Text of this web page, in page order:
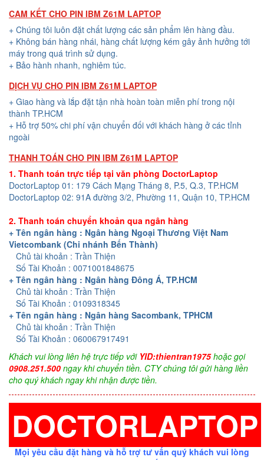
CAM KẾT CHO PIN IBM Z61M LAPTOP
+ Chúng tôi luôn đặt chất lượng các sản phẩm lên hàng đầu.
+ Không bán hàng nhái, hàng chất lượng kém gây ảnh hưởng tới
máy trong quá trình sử dụng.
+ Bảo hành nhanh, nghiêm túc.
DỊCH VỤ CHO PIN IBM Z61M LAPTOP
+ Giao hàng và lắp đặt tận nhà hoàn toàn miễn phí trong nội
thành TP.HCM
+ Hỗ trợ 50% chi phí vận chuyển đối với khách hàng ở các tỉnh
ngoài
THANH TOÁN CHO PIN IBM Z61M LAPTOP
1. Thanh toán trực tiếp tại văn phòng DoctorLaptop
DoctorLaptop 01: 179 Cách Mạng Tháng 8, P.5, Q.3, TP.HCM
DoctorLaptop 02: 91A đường 3/2, Phường 11, Quận 10, TP.HCM
2. Thanh toán chuyển khoản qua ngân hàng
+ Tên ngân hàng : Ngân hàng Ngoại Thương Việt Nam
Vietcombank (Chi nhánh Bến Thành)
Chủ tài khoản : Trần Thiện
Số Tài Khoản : 0071001848675
+ Tên ngân hàng : Ngân hàng Đông Á, TP.HCM
Chủ tài khoản : Trần Thiện
Số Tài Khoản : 0109318345
+ Tên ngân hàng : Ngân hàng Sacombank, TPHCM
Chủ tài khoản : Trần Thiện
Số Tài Khoản : 060067917491
Khách vui lòng liên hệ trực tiếp với YID:thientran1975hoặc gọi
0908.251.500 ngay khi chuyển tiền. CTY chúng tôi gửi hàng liền
cho quý khách ngay khi nhận được tiền.
DOCTORLAPTOP
Mọi yêu cầu đặt hàng và hỗ trợ tư vấn quý khách vui lòng